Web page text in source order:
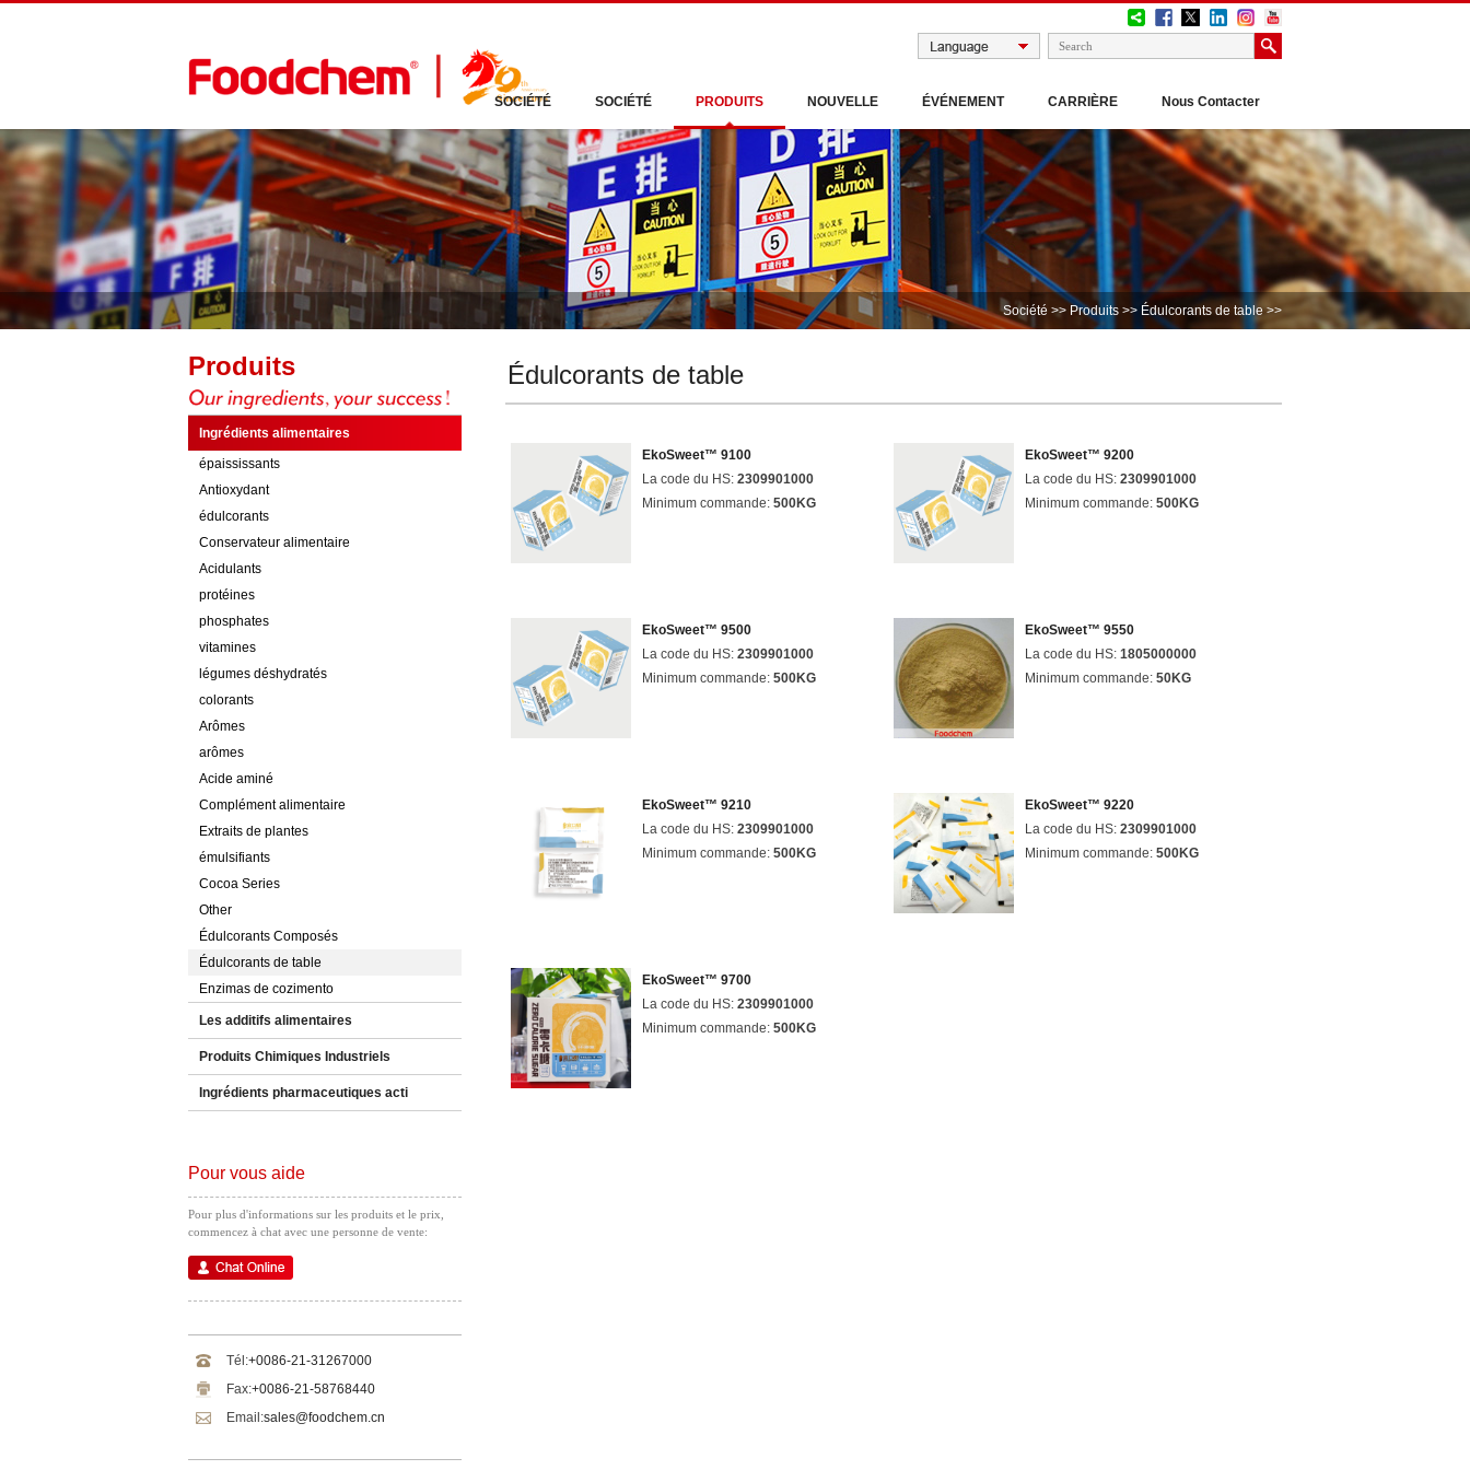
SOCIÉTÉ SOCIÉTÉ PRODUITS NOUVELLE ÉVÉNEMENT CARRIÈRE Nous Contacter
Société >> Produits >> Édulcorants de table>>
Produits
Ingrédients alimentaires
épaississants
Antioxydant
édulcorants
Conservateur alimentaire
Acidulants
protéines
phosphates
vitamines
légumes déshydratés
colorants
Arômes
arômes
Acide aminé
Complément alimentaire
Extraits de plantes
émulsifiants
Cocoa Series
Other
Édulcorants Composés
Édulcorants de table
Enzimas de cozimento
Les additifs alimentaires
Produits Chimiques Industriels
Ingrédients pharmaceutiques acti
Pour vous aide
Pour plus d'informations sur les produits et le prix,
commencez à chat avec une personne de vente:
Tél:+0086-21-31267000
Fax:+0086-21-58768440
Email:sales@foodchem.cn
Édulcorants de table
EkoSweet™ 9100
La code du HS: 2309901000
Minimum commande: 500KG
EkoSweet™ 9200
La code du HS: 2309901000
Minimum commande: 500KG
EkoSweet™ 9500
La code du HS: 2309901000
Minimum commande: 500KG
EkoSweet™ 9550
La code du HS: 1805000000
Minimum commande: 50KG
EkoSweet™ 9210
La code du HS: 2309901000
Minimum commande: 500KG
EkoSweet™ 9220
La code du HS: 2309901000
Minimum commande: 500KG
EkoSweet™ 9700
La code du HS: 2309901000
Minimum commande: 500KG